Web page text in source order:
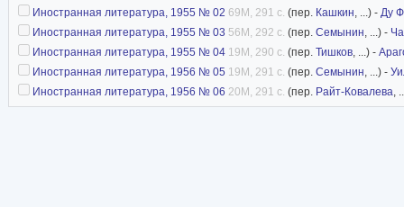
Иностранная литература, 1955 № 02 69M, 291 с. (пер. Кашкин, ...) - Ду
Иностранная литература, 1955 № 03 56M, 292 с. (пер. Семынин, ...) -
Иностранная литература, 1955 № 04 19M, 290 с. (пер. Тишков, ...) -
Иностранная литература, 1956 № 05 19M, 291 с. (пер. Семынин, ...) -
Иностранная литература, 1956 № 06 20M, 291 с. (пер. Райт-Ковалева,